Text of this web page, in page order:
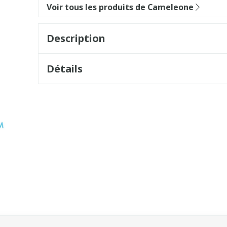
Voir tous les produits de Cameleone
Description
Détails